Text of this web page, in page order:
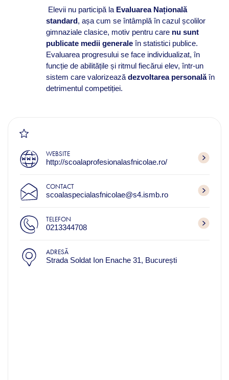
Elevii nu participă la Evaluarea Națională
standard, așa cum se întâmplă în cazul școlilor
gimnaziale clasice, motiv pentru care nu sunt
publicate medii generaleîn statistici publice.
Evaluarea progresului se face individualizat, în
funcție de abilitățile și ritmul fiecărui elev, într-un
sistem care valorizează dezvoltarea personalăîn
detrimentul competiției.
WEBSITE
http://scoalaprofesionalasfnicolae.ro/
CONTACT
scoalaspecialasfnicolae@s4.ismb.ro
TELEFON
0213344708
ADRESĂ
Strada Soldat Ion Enache 31, București